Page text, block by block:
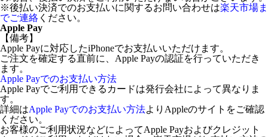
※後払い決済でのお支払いに関するお問い合わせは楽天市場ま
でご連絡 ください。
Apple Pay
【備考】
Apple Payに対応したiPhoneでお支払いいただけます。
ご注文を確定する直前に、Apple Payの認証を行っていただき
ます。
Apple Payでのお支払い方法
Apple Payでご利用できるカードは発行会社によって異なりま
す。
詳細はApple Payでのお支払い方法よりAppleのサイトをご確認
ください。
お客様のご利用状況などによってApple Payおよびクレジット